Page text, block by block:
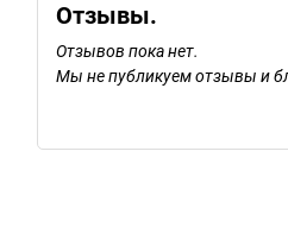
Отзывы.
Отзывов пока нет.
Мы не публикуем отзывы и